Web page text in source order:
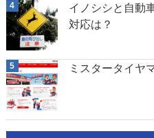
イノシシと自動
対応は？
ミスタータイヤ